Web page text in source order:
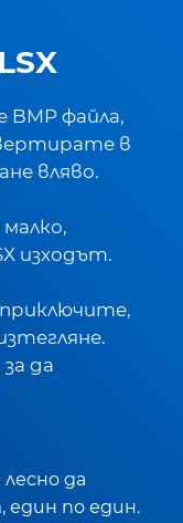
файла,
в
вляво.
изходът.
да
да
един по един.